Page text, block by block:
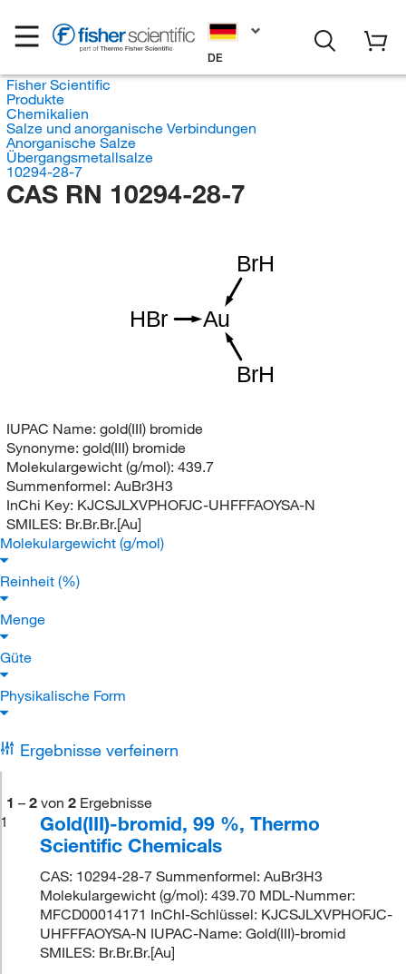
DE
Fisher Scientific
Produkte
Chemikalien
Salze und anorganische Verbindungen
Anorganische Salze
Übergangsmetallsalze
10294-28-7
CAS RN 10294-28-7
BrH
Au
BrH
HBr
IUPAC Name: gold(III) bromide
Synonyme: gold(III) bromide
Molekulargewicht (g/mol): 439.7
Summenformel: AuBr3H3
InChi Key: KJCSJLXVPHOFJC-UHFFFAOYSA-N
SMILES: Br.Br.Br.[Au]
Molekulargewicht (g/mol)
Reinheit (%)
Menge
Güte
Physikalische Form
Ergebnisse verfeinern
1 – 2 von 2 Ergebnisse
1
Gold(III)-bromid, 99 %, Thermo
Scientific Chemicals
CAS: 10294-28-7 Summenformel: AuBr3H3
Molekulargewicht (g/mol): 439.70 MDL-Nummer:
MFCD00014171 InChI-Schlüssel: KJCSJLXVPHOFJC-
UHFFFAOYSA-N IUPAC-Name: Gold(III)-bromid
SMILES: Br.Br.Br.[Au]